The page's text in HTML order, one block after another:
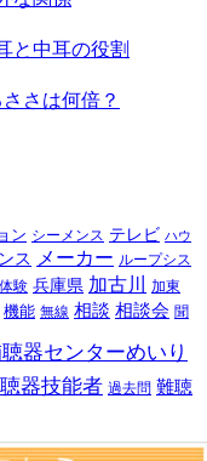
と中耳の役割
さは何倍？
ン シーメンス テレビ ハウ
ス メーカー ループシス
体験 兵庫県 加古川 加東
機能 無線 相談 相談会 聞
器センターめいり
器技能者 過去問 難聴